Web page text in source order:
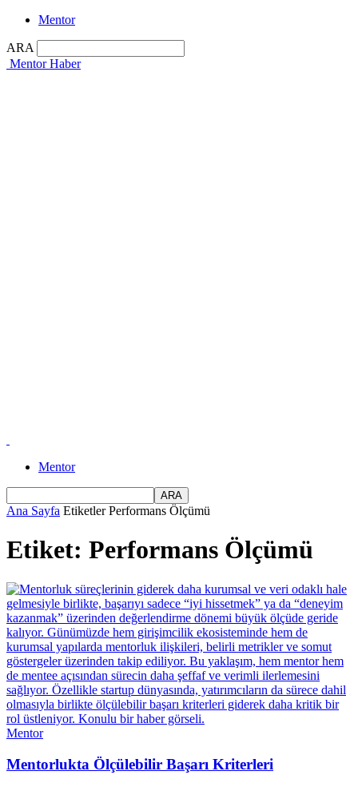
Mentor
ARA
Mentor Haber
Mentor
Ana Sayfa Etiketler Performans Ölçümü
Etiket: Performans Ölçümü
Mentor
Mentorlukta Ölçülebilir Başarı Kriterleri